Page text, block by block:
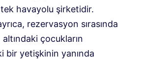
havayolu şirketidir.
rezervasyon sırasında
altındaki çocukların
bir yetişkinin yanında